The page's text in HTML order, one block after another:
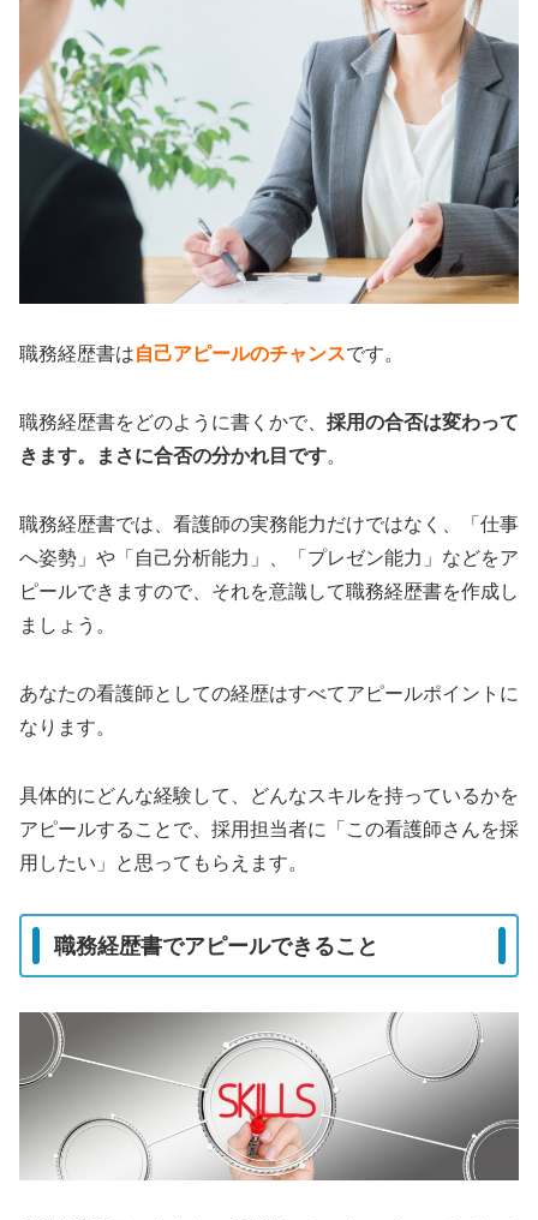
職務経歴書は自己アピールのチャンスです。
職務経歴書をどのように書くかで、 採用の合否は変わって
きます。まさに合否の分かれ目です。
職務経歴書では、看護師の実務能力だけではなく、「仕事
へ姿勢」や「自己分析能力」、「プレゼン能力」などをア
ピールできますので、それを意識して職務経歴書を作成し
ましょう。
あなたの看護師としての経歴はすべてアピールポイントに
なります。
具体的にどんな経験して、どんなスキルを持っているかを
アピールすることで、採用担当者に「この看護師さんを採
用したい」と思ってもらえます。
職務経歴書でアピールできること